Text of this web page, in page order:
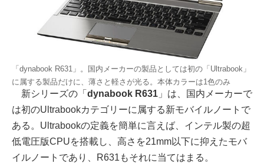
「dynabook R631」。国内メーカーの製品としては初の「Ultrabook」
に属する製品だけに、薄さと軽さが光る。本体カラーは1色のみ
新シリーズの「 dynabook R631 」は、国内メーカーで
は初のUltrabookカテゴリーに属する新モバイルノートで
ある。Ultrabookの定義を簡単に言えば、インテル製の超
低電圧版CPUを搭載し、高さを21mm以下に抑えたモバ
イルノートであり、R631もそれに当てはまる。